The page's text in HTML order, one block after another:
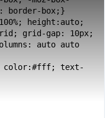
border-box;}
height:auto;
grid-gap: 10px;
auto auto
color:#fff; text-